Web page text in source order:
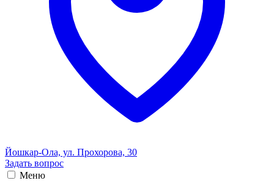
Йошкар-Ола, ул. Прохорова, 30
Задать вопрос
Меню